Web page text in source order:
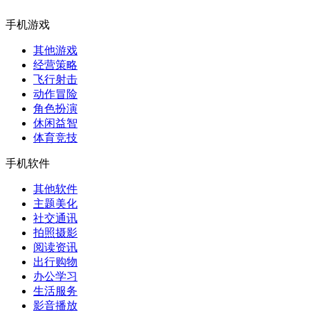
手机游戏
其他游戏
经营策略
飞行射击
动作冒险
角色扮演
休闲益智
体育竞技
手机软件
其他软件
主题美化
社交通讯
拍照摄影
阅读资讯
出行购物
办公学习
生活服务
影音播放